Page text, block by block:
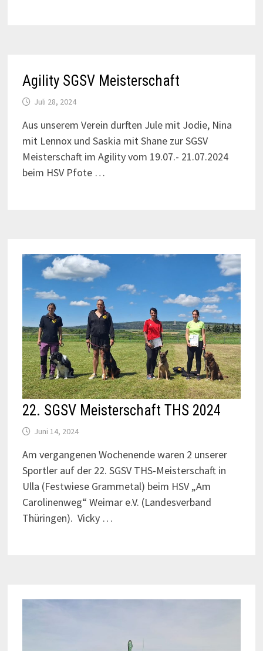
Agility SGSV Meisterschaft
Juli 28, 2024
Aus unserem Verein durften Jule mit Jodie, Nina
mit Lennox und Saskia mit Shane zur SGSV
Meisterschaft im Agility vom 19.07.- 21.07.2024
beim HSV Pfote …
22. SGSV Meisterschaft THS 2024
Juni 14, 2024
Am vergangenen Wochenende waren 2 unserer
Sportler auf der 22. SGSV THS-Meisterschaft in
Ulla (Festwiese Grammetal) beim HSV „Am
Carolinenweg“ Weimar e.V. (Landesverband
Thüringen). Vicky …